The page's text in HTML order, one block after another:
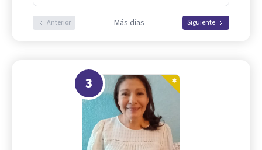
Anterior Más días Siguiente
3